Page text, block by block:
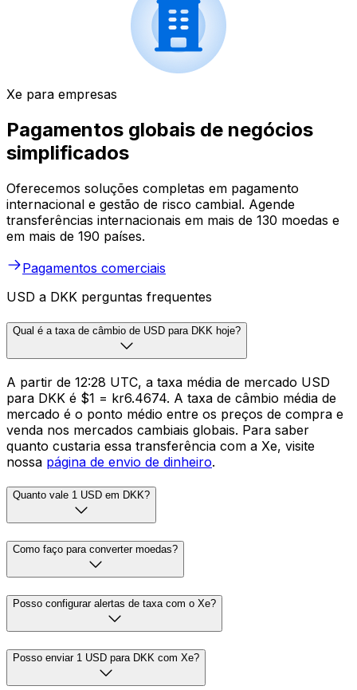
Xe para empresas
Pagamentos globais de negócios
simplificados
Oferecemos soluções completas em pagamento
internacional e gestão de risco cambial. Agende
transferências internacionais em mais de 130 moedas e
em mais de 190 países.
Pagamentos comerciais
USD a DKK perguntas frequentes
Qual é a taxa de câmbio de USD para DKK hoje?
A partir de 12:28 UTC, a taxa média de mercado USD
para DKK é $1 = kr6.4674. A taxa de câmbio média de
mercado é o ponto médio entre os preços de compra e
venda nos mercados cambiais globais. Para saber
quanto custaria essa transferência com a Xe, visite
nossa página de envio de dinheiro.
Quanto vale 1 USD em DKK?
Como faço para converter moedas?
Posso configurar alertas de taxa com o Xe?
Posso enviar 1 USD para DKK com Xe?